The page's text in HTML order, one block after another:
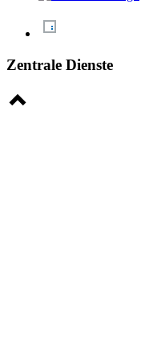
Zentrale Dienste